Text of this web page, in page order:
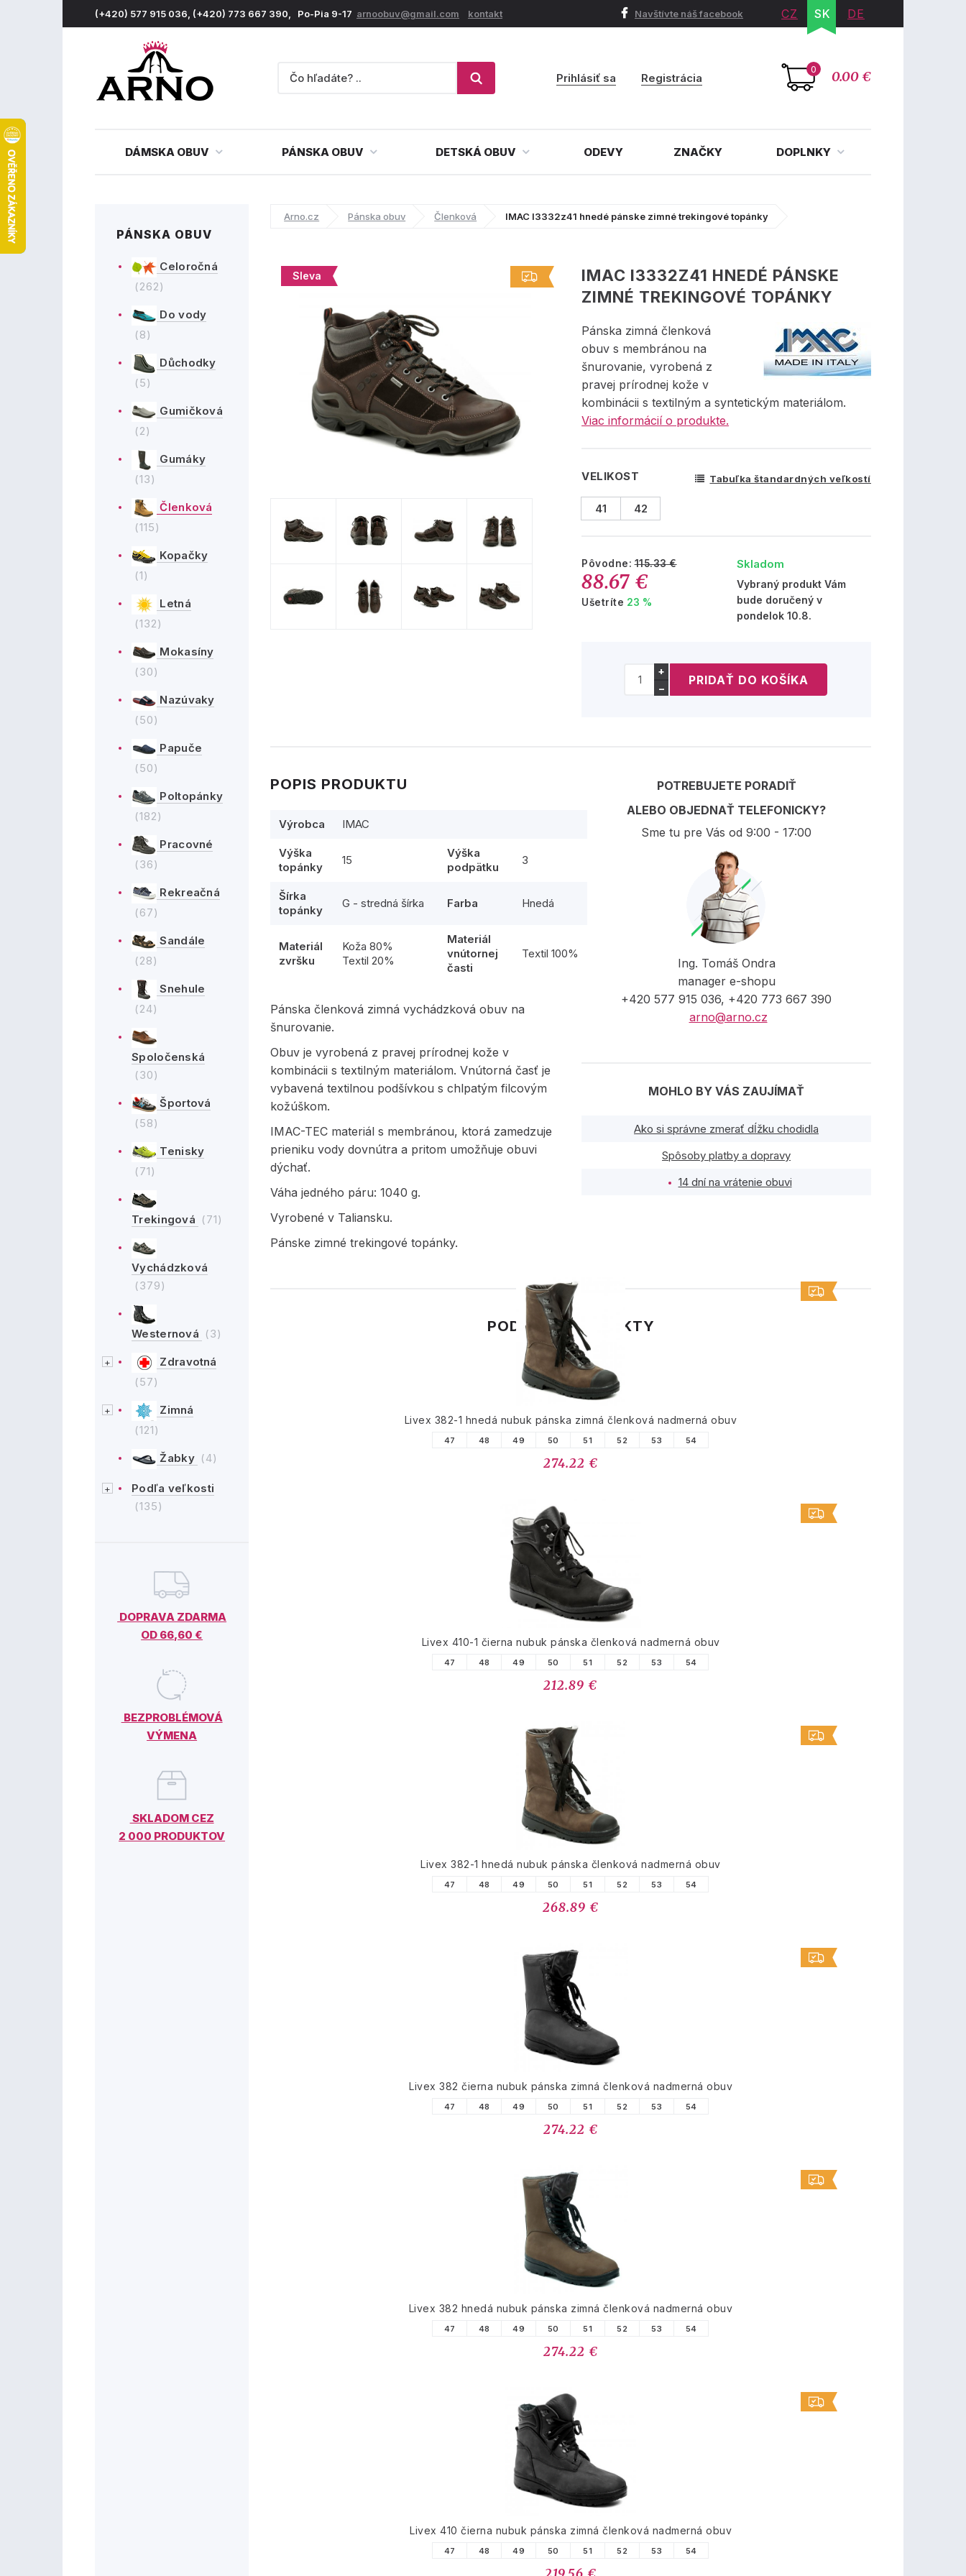
(+420) 577 915 036, (+420) 773 667 390, Po-Pia 9-17 arnoobuv@gmail.com kontakt Navštívte náš facebook CZ SK DE
0 0.00 €
Prihlásiť sa Registrácia
DÁMSKA OBUV PÁNSKA OBUV DETSKÁ OBUV ODEVY ZNAČKY DOPLNKY
PÁNSKA OBUV
Celoročná
(262)
Do vody
(8)
Důchodky
(5)
Gumičková
(2)
Gumáky
(13)
Členková
(115)
Kopačky
(1)
Letná
(132)
Mokasíny
(30)
Nazúvaky
(50)
Papuče
(50)
Poltopánky
(182)
Pracovné
(36)
Rekreačná
(67)
Sandále
(28)
Snehule
(24)
Spoločenská
(30)
Športová
(58)
Tenisky
(71)
Trekingová (71)
Vychádzková
(379)
Westernová (3)
Zdravotná
(57)
Zimná
(121)
Žabky (4)
Podľa veľkosti
(135)
DOPRAVA ZDARMA
OD 66,60 €
BEZPROBLÉMOVÁ
VÝMENA
SKLADOM CEZ
2 000 PRODUKTOV
Arno.cz Pánska obuv Členková IMAC I3332z41 hnedé pánske zimné trekingové topánky
Sleva
IMAC I3332Z41 HNEDÉ PÁNSKE
ZIMNÉ TREKINGOVÉ TOPÁNKY
Pánska zimná členková
obuv s membránou na
šnurovanie, vyrobená z
pravej prírodnej kože v
kombinácii s textilným a syntetickým materiálom.
Viac informácií o produkte.
VELIKOST Tabuľka štandardných veľkostí
41 42
Pôvodne:115.33 €
88.67 €
Ušetríte 23 %
Skladom
Vybraný produkt Vám
bude doručený v
pondelok 10.8.
+
−
POPIS PRODUKTU
Výrobca IMAC
Výška
topánky
15
Výška
podpätku
3
Šírka
topánky
G - stredná šírka Farba Hnedá
Materiál
zvršku
Koža 80%
Textil 20%
Materiál
vnútornej
časti
Textil 100%
Pánska členková zimná vychádzková obuv na
šnurovanie.
Obuv je vyrobená z pravej prírodnej kože v
kombinácii s textilným materiálom. Vnútorná časť je
vybavená textilnou podšívkou s chlpatým filcovým
kožúškom.
IMAC-TEC materiál s membránou, ktorá zamedzuje
prieniku vody dovnútra a pritom umožňuje obuvi
dýchať.
Váha jedného páru: 1040 g.
Vyrobené v Taliansku.
Pánske zimné trekingové topánky.
POTREBUJETE PORADIŤ
ALEBO OBJEDNAŤ TELEFONICKY?
Sme tu pre Vás od 9:00 - 17:00
Ing. Tomáš Ondra
manager e-shopu
+420 577 915 036, +420 773 667 390
arno@arno.cz
MOHLO BY VÁS ZAUJÍMAŤ
Ako si správne zmerať dĺžku chodidla
Spôsoby platby a dopravy
14 dní na vrátenie obuvi
PODOBNÉ PRODUKTY
Livex 382-1 hnedá nubuk pánska zimná členková nadmerná obuv
47 48 49 50 51 52 53 54
274.22 €
Livex 410-1 čierna nubuk pánska členková nadmerná obuv
47 48 49 50 51 52 53 54
212.89 €
Livex 382-1 hnedá nubuk pánska členková nadmerná obuv
47 48 49 50 51 52 53 54
268.89 €
Livex 382 čierna nubuk pánska zimná členková nadmerná obuv
47 48 49 50 51 52 53 54
274.22 €
Livex 382 hnedá nubuk pánska zimná členková nadmerná obuv
47 48 49 50 51 52 53 54
274.22 €
Livex 410 čierna nubuk pánska zimná členková nadmerná obuv
47 48 49 50 51 52 53 54